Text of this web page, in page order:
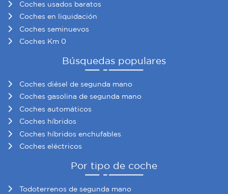
información sobre el uso que haga del sitio web con
nuestros partners de redes sociales, publicidad y análisis
web, quienes pueden combinarla con otra información
que les haya proporcionado o que hayan recopilado a
Coches usados baratos
Coches en liquidación
Coches seminuevos
Coches Km 0
Búsquedas populares
Coches diésel de segunda mano
Coches gasolina de segunda mano
Coches automáticos
Coches híbridos
Coches híbridos enchufables
Coches eléctricos
Por tipo de coche
Todoterrenos de segunda mano